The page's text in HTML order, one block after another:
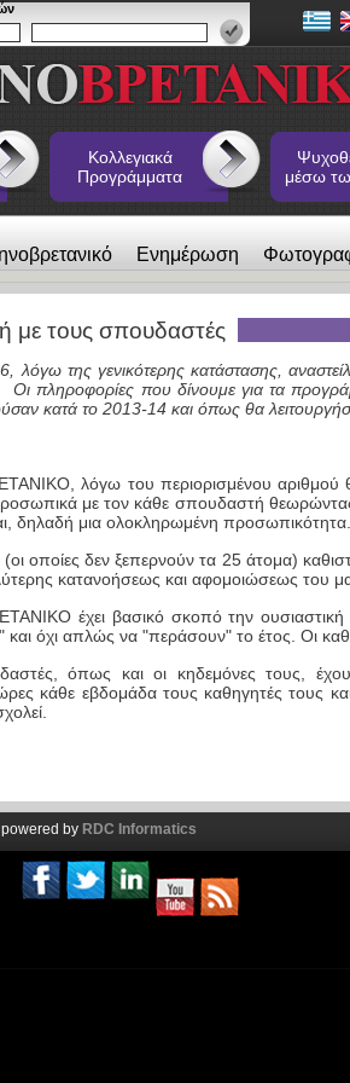
μέσω
Κολλεγιακά
Προγράμματα
Ενημέρωση
με τους σπουδαστές
λόγω της γενικότερης κατάστασης,
πληροφορίες που δίνουμε για τα
κατά το 2013-14 και όπως θα
λόγω του περιορισμένου αριθμού
με τον κάθε σπουδαστή
δηλαδή μια ολοκληρωμένη προσωπικότητα.
(οι οποίες δεν ξεπερνούν τα 25 άτομα)
κατανοήσεως και αφομοιώσεως του
έχει βασικό σκοπό την ουσιαστική
όχι απλώς να "περάσουν" το έτος. Οι
όπως και οι κηδεμόνες τους,
κάθε εβδομάδα τους καθηγητές τους
powered by RDC Informatics